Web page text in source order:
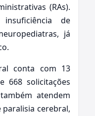
(RAs).
de
já
conta com 13
668 solicitações
atendem
paralisia cerebral,